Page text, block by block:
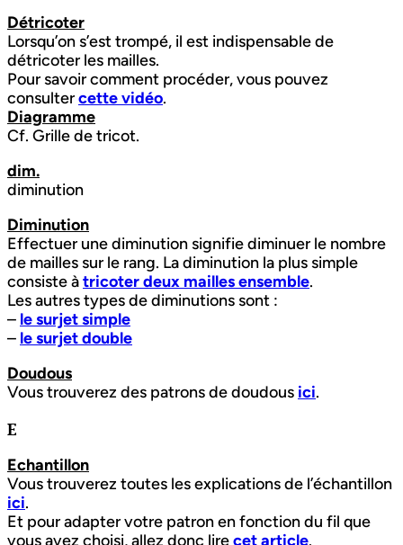
Détricoter
Lorsqu’on s’est trompé, il est indispensable de
détricoter les mailles.
Pour savoir comment procéder, vous pouvez
consultercette vidéo.
Diagramme
Cf. Grille de tricot.
dim.
diminution
Diminution
Effectuer une diminution signifie diminuer le nombre
de mailles sur le rang. La diminution la plus simple
consiste àtricoter deux mailles ensemble.
Les autres types de diminutions sont :
– le surjet simple
– le surjet double
Doudous
Vous trouverez des patrons de doudous ici.
E
Echantillon
Vous trouverez toutes les explications de l’échantillon
ici.
Et pour adapter votre patron en fonction du fil que
vous avez choisi, allez donc lirecet article.